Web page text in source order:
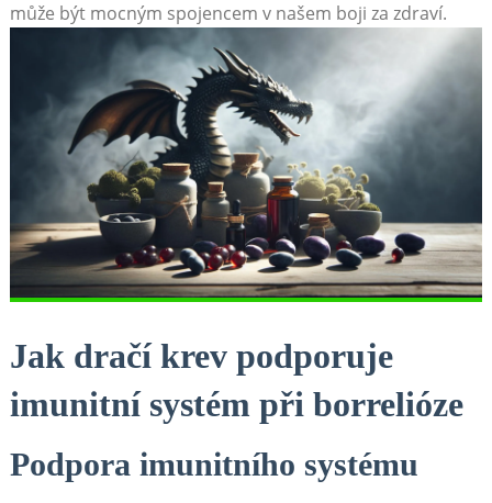
může být mocným spojencem v našem boji za zdraví.
Jak dračí krev podporuje
imunitní systém při borrelióze
Podpora imunitního systému